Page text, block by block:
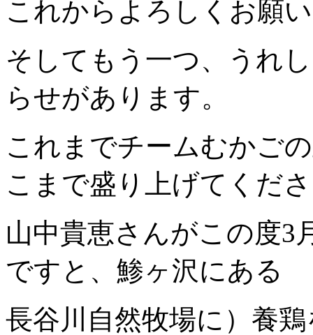
これからよろしくお願
そしてもう一つ、うれ
らせがあります。
これまでチームむかご
こまで盛り上げてくだ
山中貴恵さんがこの度3
ですと、鯵ヶ沢にある
長谷川自然牧場に）養